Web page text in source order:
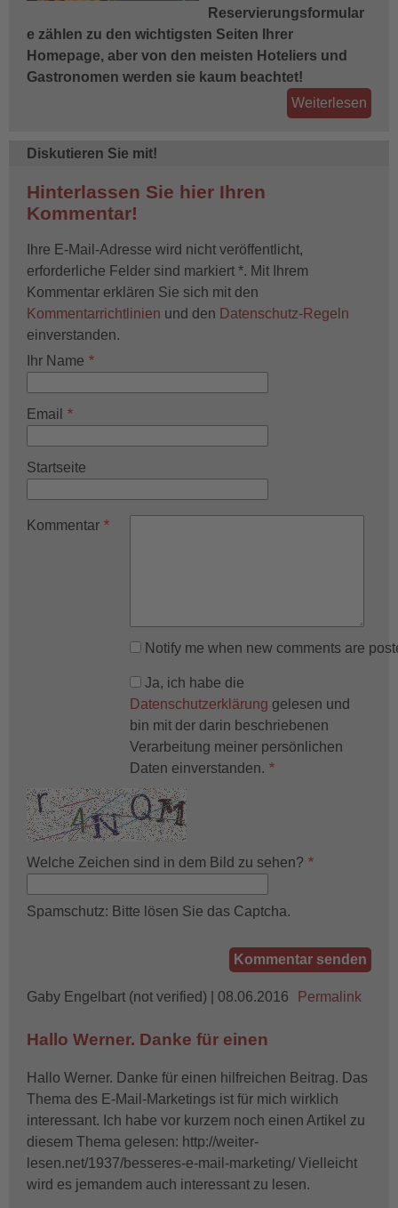
Reservierungsformular
e zählen zu den wichtigsten Seiten Ihrer
Homepage, aber von den meisten Hoteliers und
Gastronomen werden sie kaum beachtet!
Weiterlesen
Diskutieren Sie mit!
Hinterlassen Sie hier Ihren
Kommentar!
Ihre E-Mail-Adresse wird nicht veröffentlicht,
erforderliche Felder sind markiert *. Mit Ihrem
Kommentar erklären Sie sich mit den
Kommentarrichtlinien und den Datenschutz-Regeln
einverstanden.
Ihr Name
Email
Startseite
Kommentar
Notify me when new comments are
Ja, ich habe die
Datenschutzerklärung gelesen und
bin mit der darin beschriebenen
Verarbeitung meiner persönlichen
Daten einverstanden.
Welche Zeichen sind in dem Bild zu sehen?
Spamschutz: Bitte lösen Sie das Captcha.
Gaby Engelbart (not verified) | 08.06.2016 Permalink
Hallo Werner. Danke für einen
Hallo Werner. Danke für einen hilfreichen Beitrag. Das
Thema des E-Mail-Marketings ist für mich wirklich
interessant. Ich habe vor kurzem noch einen Artikel zu
diesem Thema gelesen: http://weiter-
lesen.net/1937/besseres-e-mail-marketing/ Vielleicht
wird es jemandem auch interessant zu lesen.